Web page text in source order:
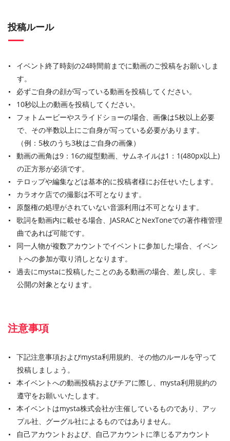
投稿ルール
イベント終了時刻の24時間前までに動画のご投稿をお願いしま
す。
必ずご自身の顔が写っている動画を投稿してください。
10秒以上の動画を投稿してください。
フォトムービーやスライドショーの場合、画像は5枚以上必要
で、その半数以上にご自身が写っている必要があります。
（例：5枚のうち3枚はご自身の画像）
動画の画角は9：16の縦型動画、サムネイルは1：1(480px以上)
の正方形が必須です。
テロップや編集などは基本的に投稿者様にお任せいたします。
カラオケ店での撮影は不可となります。
原盤権の処理がされていない音源利用は不可となります。
歌詞を動画内に載せる場合、JASRACとNexToneでの著作権管理
曲であれば可能です。
同一人物が複数アカウントでイベントに参加した場合、イベン
トへの参加が取り消しとなります。
過去にmystaに投稿したことのある動画の場合、差し戻し、非
公開の対象となります。
注意事項
下記注意事項およびmysta利用規約、その他のルールを守って
投稿しましょう。
本イベントへの動画投稿およびチアに際し、mysta利用規約の
遵守をお願いいたします。
本イベントはmysta株式会社が主催しているものであり、アッ
プル社、グーグル社によるものではありません。
自己アカウントおよび、自己アカウントに準じるアカウント